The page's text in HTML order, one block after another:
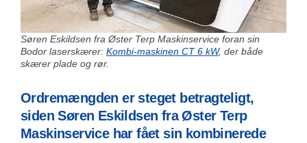
Søren Eskildsen fra Øster Terp Maskinservice foran sin
Bodor laserskærer: Kombi-maskinen CT 6 kW, der både
skærer plade og rør.
Ordremængden er steget betragteligt,
sidenSøren Eskildsen fra Øster Terp
Maskinservice har fået sin kombinerede